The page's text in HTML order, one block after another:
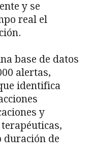
y se
real el
base de datos
alertas,
identifica
y
duración de